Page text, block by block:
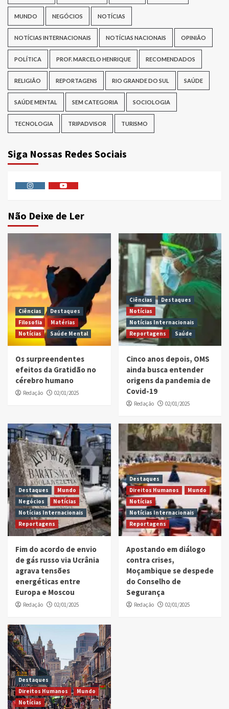
MUNDO NEGÓCIOS NOTÍCIAS
NOTÍCIAS INTERNACIONAIS NOTÍCIAS NACIONAIS OPINIÃO
POLÍTICA PROF. MARCELO HENRIQUE RECOMENDADOS
RELIGIÃO REPORTAGENS RIO GRANDE DO SUL SAÚDE
SAÚDE MENTAL SEM CATEGORIA SOCIOLOGIA
TECNOLOGIA TRIPADVISOR TURISMO
Siga Nossas Redes Sociais
Não Deixe de Ler
Ciências
Destaques
Filosofia
Matérias
Notícias
Saúde Mental
Os surpreendentes
efeitos da Gratidão no
cérebro humano
Redação 02/01/2025
Ciências
Destaques
Notícias
Notícias Internacionais
Reportagens
Saúde
Cinco anos depois, OMS
ainda busca entender
origens da pandemia de
Covid-19
Redação 02/01/2025
Destaques
Mundo
Negócios
Notícias
Notícias Internacionais
Reportagens
Fim do acordo de envio
de gás russo via Ucrânia
agrava tensões
energéticas entre
Europa e Moscou
Redação 02/01/2025
Destaques
Direitos Humanos
Mundo
Notícias
Notícias Internacionais
Reportagens
Apostando em diálogo
contra crises,
Moçambique se despede
do Conselho de
Segurança
Redação 02/01/2025
Destaques
Direitos Humanos
Mundo
Notícias